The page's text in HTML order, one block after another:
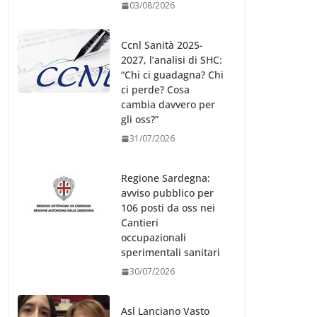
03/08/2026
Ccnl Sanità 2025-
2027, l’analisi di SHC:
“Chi ci guadagna? Chi
ci perde? Cosa
cambia davvero per
gli oss?”
31/07/2026
Regione Sardegna:
avviso pubblico per
106 posti da oss nei
Cantieri
occupazionali
sperimentali sanitari
30/07/2026
Asl Lanciano Vasto